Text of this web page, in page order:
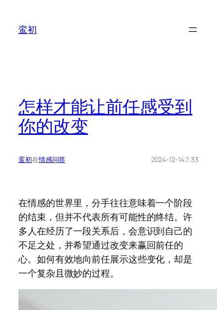
鸾初
怎样才能让前任感受到
你的改变
鸾初在情感问答 2024-12-14 7:33
在情感的世界里，分手往往意味着一个阶段
的结束，但并不代表所有可能性的终结。许
多人在经历了一段关系后，会意识到自己的
不足之处，并希望通过改变来赢回前任的
心。如何有效地向前任展示这些变化，却是
一个复杂且微妙的过程。